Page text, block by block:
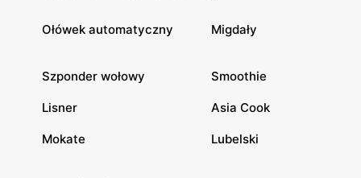
Ołówek automatyczny Migdały
Szponder wołowy Smoothie
Lisner Asia Cook
Mokate Lubelski